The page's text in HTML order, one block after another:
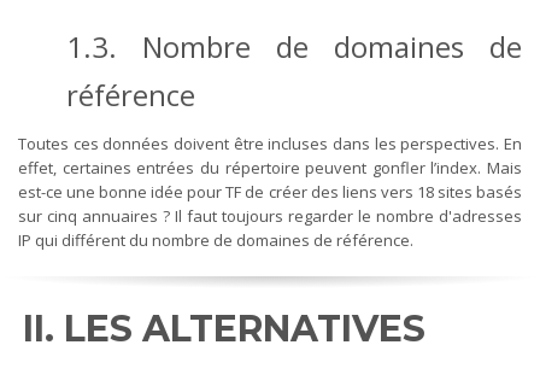
1.3. Nombre de domaines de
référence
Toutes ces données doivent être incluses dans les perspectives. En
effet, certaines entrées du répertoire peuvent gonfler l’index. Mais
est-ce une bonne idée pour TF de créer des liens vers 18 sites basés
sur cinq annuaires ? Il faut toujours regarder le nombre d'adresses
IP qui différent du nombre de domaines de référence.
II. LES ALTERNATIVES